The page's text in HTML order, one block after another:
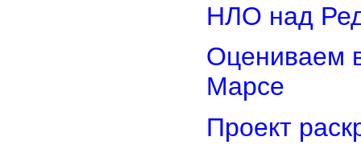
НЛО над
Оцениваем
Марсе
Проект